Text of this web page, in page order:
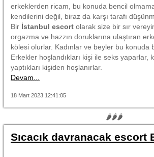
erkeklerden ricam, bu konuda bencil
kendilerini değil, biraz da karşı tarafı
Bir İstanbul escort olarak size bir sır
orgazma ve hazzın doruklarına ulaştıran
kölesi olurlar. Kadınlar ve beyler bu konuda
Erkekler hoşlandıkları kişi ile seks yaparlar,
yaptıkları kişiden hoşlanırlar.
Devam...
18 Mart 2023 12:41:05
🌶🌶🌶
Sıcacık davranacak escort